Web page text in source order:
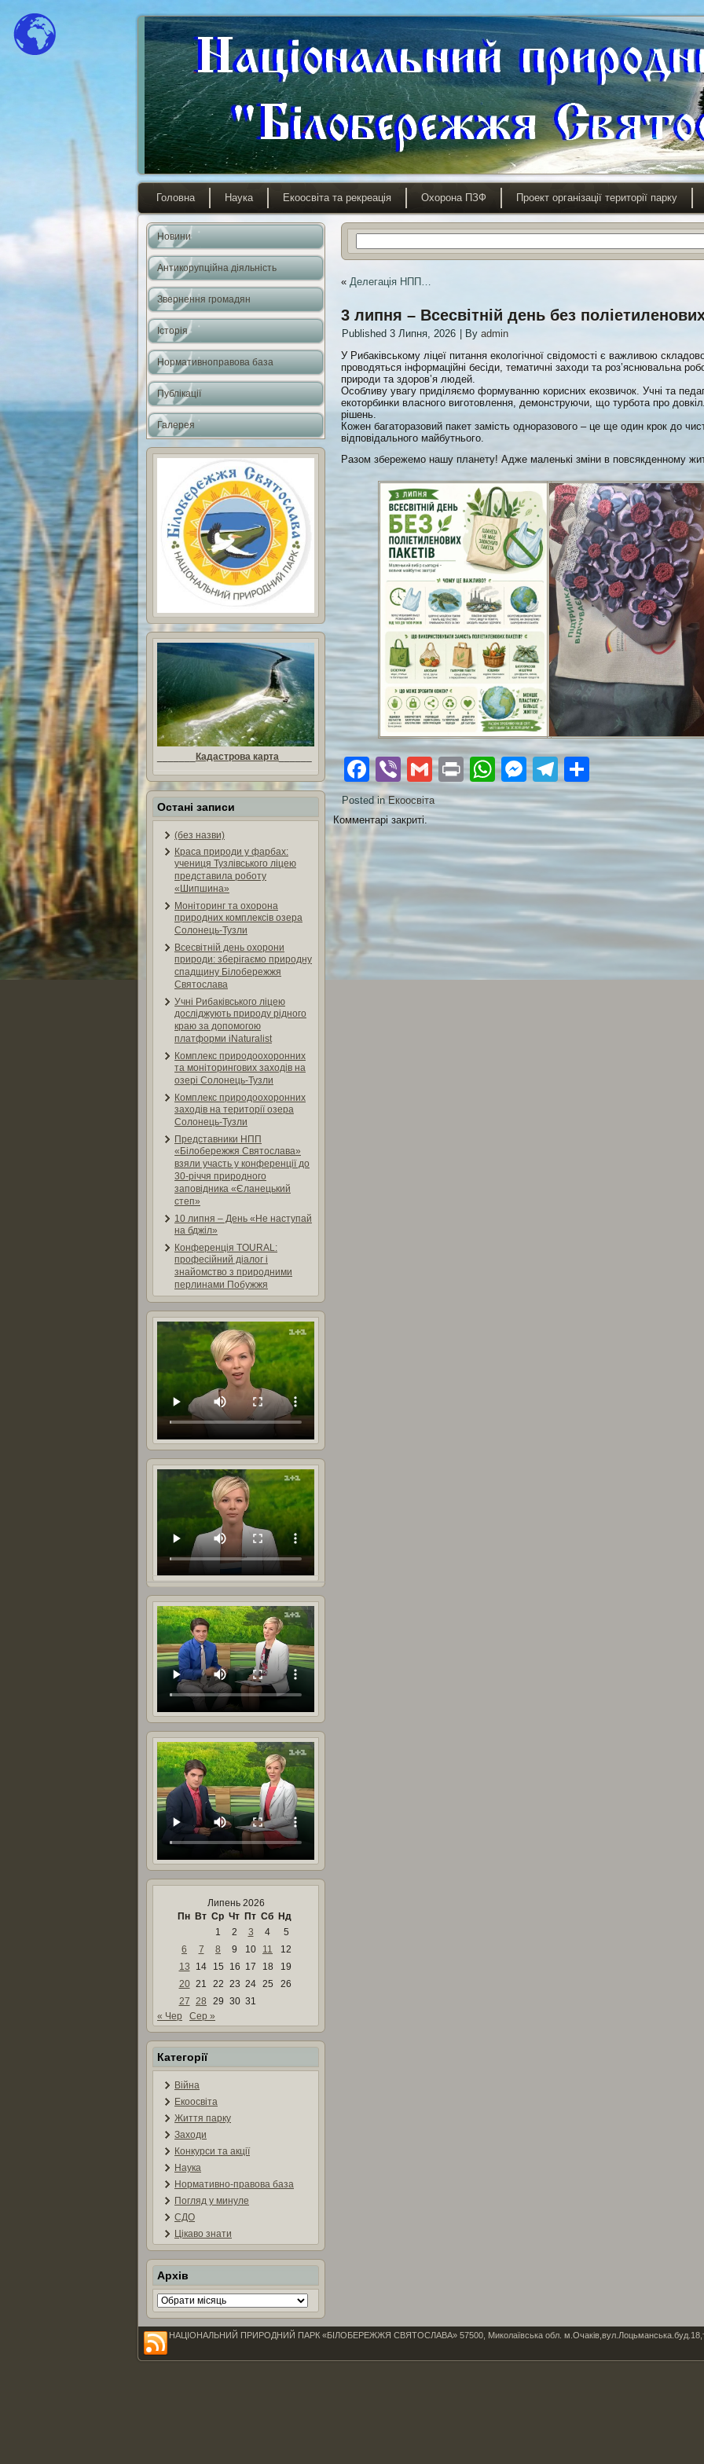
Головна Наука Екоосвіта та рекреація Охорона ПЗФ Проект організації території парку
Новини
Антикорупційна діяльність
Звернення громадян
Історія
Нормативноправова база
Публікації
Галерея
Кадастрова карта
Остані записи
(без назви)
Краса природи у фарбах:
учениця Тузлівського ліцею
представила роботу
«Шипшина»
Моніторинг та охорона
природних комплексів озера
Солонець-Тузли
Всесвітній день охорони
природи: зберігаємо природну
спадщину Білобережжя
Святослава
Учні Рибаківського ліцею
досліджують природу рідного
краю за допомогою
платформи iNaturalist
Комплекс природоохоронних
та моніторингових заходів на
озері Солонець-Тузли
Комплекс природоохоронних
заходів на території озера
Солонець-Тузли
Представники НПП
«Білобережжя Святослава»
взяли участь у конференції до
30-річчя природного
заповідника «Єланецький
степ»
10 липня – День «Не наступай
на бджіл»
Конференція TOURAL:
професійний діалог і
знайомство з природними
перлинами Побужжя
Липень 2026
Пн
Вт Ср Чт Пт Сб
Нд
1
2 3 4
5
6
7 8 9 10 11
12
13
14 15 16 17 18
19
20 21 22 23 24 25
26
27 28 29 30 31
« Чер
Сер »
Категорії
Війна
Екоосвіта
Життя парку
Заходи
Конкурси та акції
Наука
Нормативно-правова база
Погляд у минуле
СДО
Цікаво знати
Архів
Архів
« Делегація НПП…
3 липня – Всесвітній день без
Published 3 Липня, 2026 By admin
У Рибаківському ліцеї питання екологічної свідомості є важливою
проводяться інформаційні бесіди, тематичні заходи та роз’яснювальна
природи та здоров’я людей.
Особливу увагу приділяємо формуванню корисних екозвичок. Учні та
екоторбинки власного виготовлення, демонструючи, що турбота про
рішень.
Кожен багаторазовий пакет замість одноразового – це ще один крок до
відповідального майбутнього.
Разом збережемо нашу планету! Адже маленькі зміни в повсякденному
Facebook
ViberGmail
PrintWhatsApp
Messenger
Telegram
Posted in Екоосвіта
Комментарі закриті.
НАЦІОНАЛЬНИЙ ПРИРОДНИЙ ПАРК «БІЛОБЕРЕЖЖЯ СВЯТОСЛАВА» 57500, Миколаївська обл.